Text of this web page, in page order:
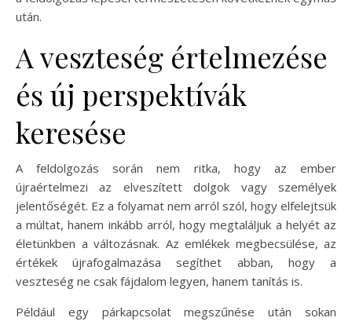
után.
A veszteség értelmezése
és új perspektívák
keresése
A feldolgozás során nem ritka, hogy az ember
újraértelmezi az elveszített dolgok vagy személyek
jelentőségét. Ez a folyamat nem arról szól, hogy elfelejtsük
a múltat, hanem inkább arról, hogy megtaláljuk a helyét az
életünkben a változásnak. Az emlékek megbecsülése, az
értékek újrafogalmazása segíthet abban, hogy a
veszteség ne csak fájdalom legyen, hanem tanítás is.
Például egy párkapcsolat megszűnése után sokan